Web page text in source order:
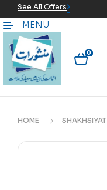
See All Offers
MENU
0
HOME SHAKHSIYAT